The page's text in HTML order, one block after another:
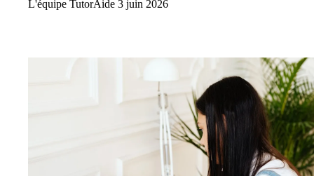
L'équipe TutorAide 3 juin 2026